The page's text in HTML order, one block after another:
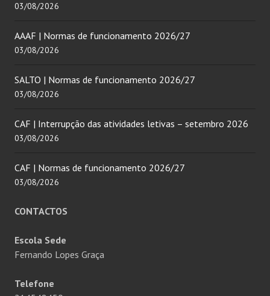
03/08/2026
AAAF | Normas de funcionamento 2026/27
03/08/2026
SALTO | Normas de funcionamento 2026/27
03/08/2026
CAF | Interrupção das atividades letivas – setembro 2026
03/08/2026
CAF | Normas de funcionamento 2026/27
03/08/2026
CONTACTOS
Escola Sede
Fernando Lopes Graça
Telefone